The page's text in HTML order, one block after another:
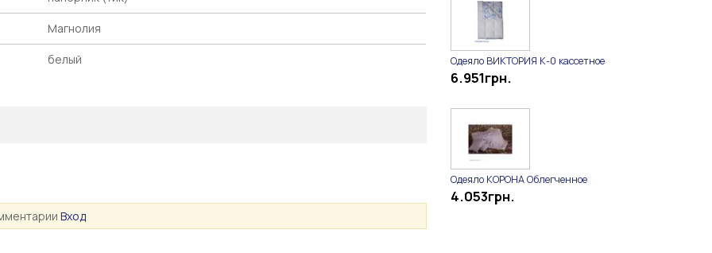
Магнолия
белый
Вход
Одеяло ВИКТОРИЯ К-0 кассетное
6.951грн.
Одеяло КОРОНА Облегченное
4.053грн.